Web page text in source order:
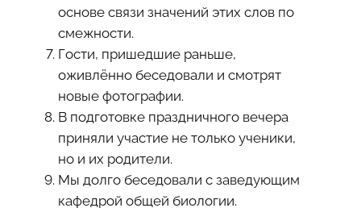
основе связи значений этих слов по
смежности.
Гости, пришедшие раньше,
оживлённо беседовали и смотрят
новые фотографии.
В подготовке праздничного вечера
приняли участие не только ученики,
но и их родители.
Мы долго беседовали с заведующим
кафедрой общей биологии.